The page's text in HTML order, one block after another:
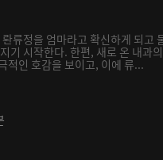
류정을 엄마라고 확신하게 되고
기 시작한다. 한편, 새로 온 내과
적인 호감을 보이고, 이에 류...